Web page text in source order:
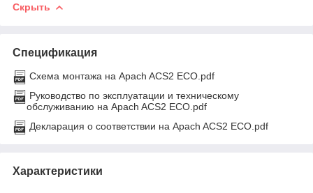
Скрыть
Спецификация
Схема монтажа на Apach ACS2 ECO.pdf
Руководство по эксплуатации и техническому
обслуживанию на Apach ACS2 ECO.pdf
Декларация о соответствии на Apach ACS2 ECO.pdf
Характеристики